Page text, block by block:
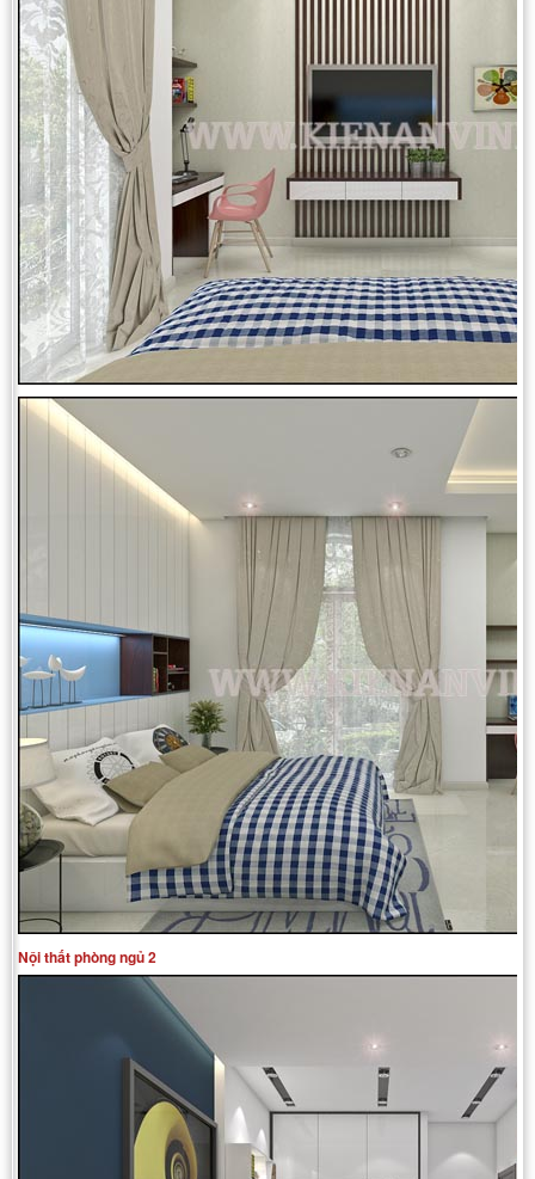
Nội thất phòng ngủ 2